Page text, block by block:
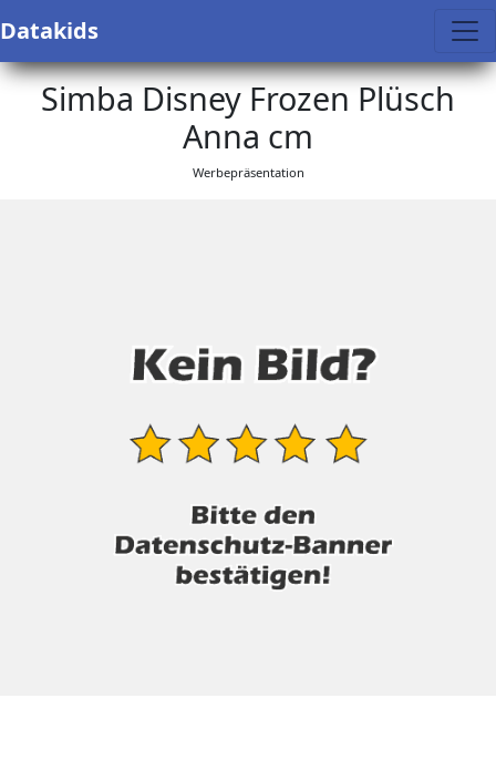
Datakids
Simba Disney Frozen Plüsch
Anna cm
Werbepräsentation